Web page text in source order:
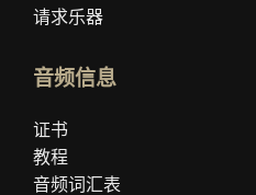
请求乐器
音频信息
证书
教程
音频词汇表